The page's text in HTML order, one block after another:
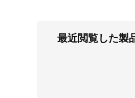
最近閲覧した製